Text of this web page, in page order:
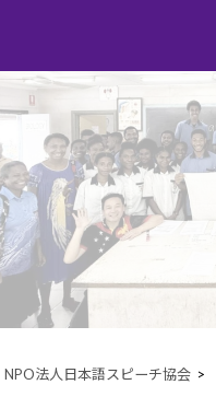
NPO法人日本語スピーチ協会 >